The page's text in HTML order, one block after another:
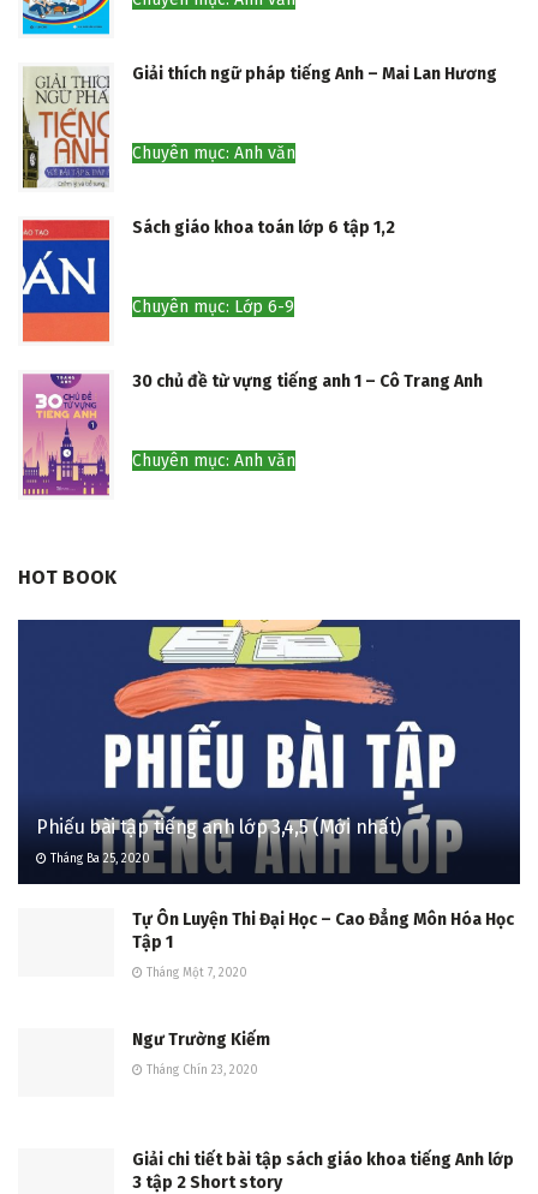
Giải thích ngữ pháp tiếng Anh – Mai Lan Hương
Chuyên mục: Anh văn
Sách giáo khoa toán lớp 6 tập 1,2
Chuyên mục: Lớp 6-9
30 chủ đề từ vựng tiếng anh 1 – Cô Trang Anh
Chuyên mục: Anh văn
HOT BOOK
Phiếu bài tập tiếng anh lớp 3,4,5 (Mới nhất)
Tháng Ba 25, 2020
Tự Ôn Luyện Thi Đại Học – Cao Đẳng Môn Hóa Học
Tập 1
Tháng Một 7, 2020
Ngư Trường Kiếm
Tháng Chín 23, 2020
Giải chi tiết bài tập sách giáo khoa tiếng Anh lớp
3 tập 2 Short story